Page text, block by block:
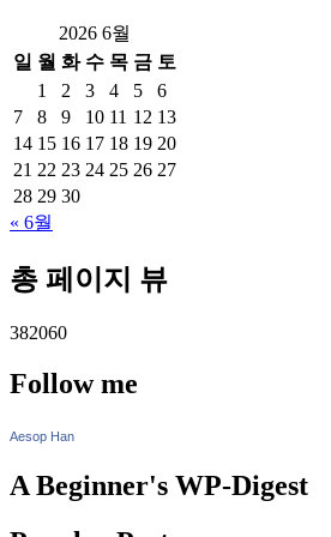
2026 6월
일 월 화 수 목 금 토
1
2 3 4 5
6
7
8 9 10 11 12 13
14 15 16 17 18 19 20
21 22 23 24 25 26 27
28 29 30
« 6월
총 페이지 뷰
382060
Follow me
Aesop Han
A Beginner's WP-Digest